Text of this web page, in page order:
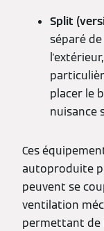
Split
séparé
placer le
nuisance
Ces
autoproduite
peuvent se
ventilation
permettant de